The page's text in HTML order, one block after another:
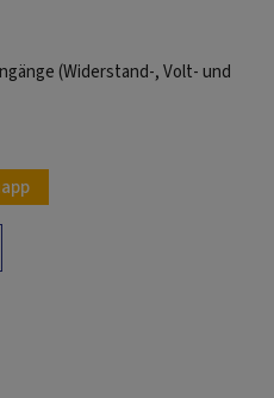
(Widerstand-, Volt- und